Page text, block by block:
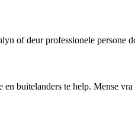
of deur professionele
buitelanders te help. Mense